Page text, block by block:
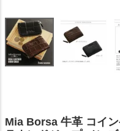
Mia Borsa 牛革 コイ